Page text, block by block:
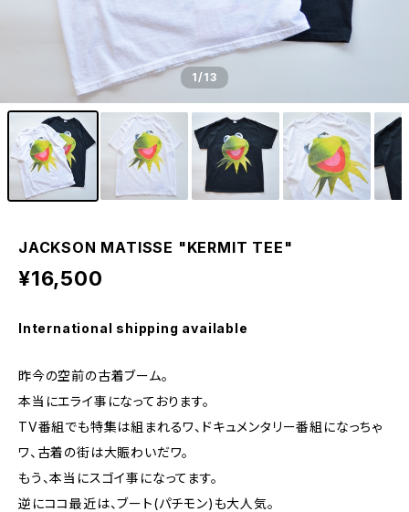
1/13
JACKSON MATISSE "KERMIT TEE"
¥16,500
International shipping available
昨今の空前の古着ブーム。
本当にエライ事になっております。
TV番組でも特集は組まれるワ、ドキュメンタリー番組になっちゃ
ワ、古着の街は大賑わいだワ。
もう、本当にスゴイ事になってます。
逆にココ最近は、ブート(パチモン)も大人気。